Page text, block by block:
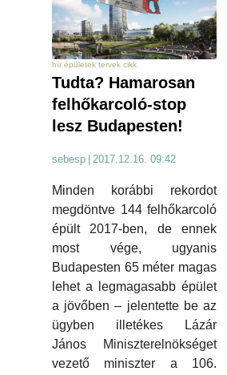
hír épületek tervek cikk
Tudta? Hamarosan
felhőkarcoló-stop
lesz Budapesten!
sebesp 2017.12.16. 09:42
Minden korábbi rekordot
megdöntve 144 felhőkarcoló
épült 2017-ben, de ennek
most vége, ugyanis
Budapesten 65 méter magas
lehet a legmagasabb épület
a jövőben – jelentette be az
ügyben illetékes Lázár
János Miniszterelnökséget
vezető miniszter a 106.